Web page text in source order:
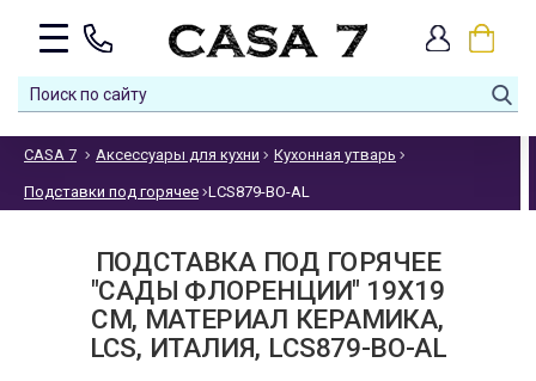
CASA 7 Аксессуары для кухни Кухонная утварь
Подставки под горячее LCS879-BO-AL
ПОДСТАВКА ПОД ГОРЯЧЕЕ
"САДЫ ФЛОРЕНЦИИ" 19X19
СМ, МАТЕРИАЛ КЕРАМИКА,
LCS, ИТАЛИЯ, LCS879-BO-AL